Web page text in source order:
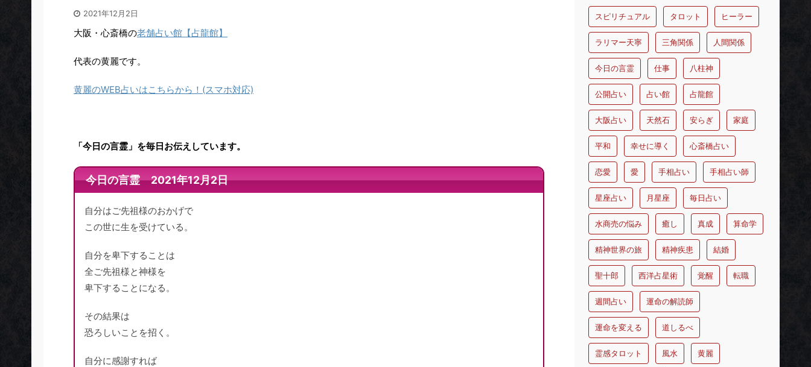
2021年12月2日
大阪・心斎橋の老舗占い館【占龍館】
代表の黄麗です。
黄麗のWEB占いはこちらから！(スマホ対応)
「今日の言霊」を毎日お伝えしています。
今日の言霊 2021年12月2日
自分はご先祖様のおかげで
この世に生を受けている。
自分を卑下することは
全ご先祖様と神様を
卑下することになる。
その結果は
恐ろしいことを招く。
自分に感謝すれば
スピリチュアル タロット ヒーラー
ラリマー天寧 三角関係 人間関係
今日の言霊 仕事 八柱神
公開占い 占い館 占龍館
大阪占い 天然石 安らぎ 家庭
平和 幸せに導く 心斎橋占い
恋愛 愛 手相占い 手相占い師
星座占い 月星座 毎日占い
水商売の悩み 癒し 真成 算命学
精神世界の旅 精神疾患 結婚
聖十郎 西洋占星術 覚醒 転職
週間占い 運命の解読師
運命を変える 道しるべ
霊感タロット 風水 黄麗